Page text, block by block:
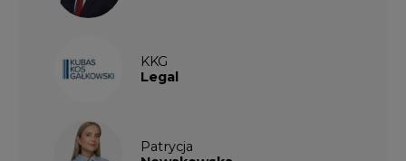
KKG
Legal
Patrycja